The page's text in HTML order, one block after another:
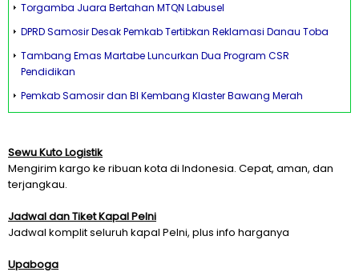
Torgamba Juara Bertahan MTQN Labusel
DPRD Samosir Desak Pemkab Tertibkan Reklamasi Danau Toba
Tambang Emas Martabe Luncurkan Dua Program CSR
Pendidikan
Pemkab Samosir dan BI Kembang Klaster Bawang Merah
Sewu Kuto Logistik
Mengirim kargo ke ribuan kota di Indonesia. Cepat, aman, dan
terjangkau.
Jadwal dan Tiket Kapal Pelni
Jadwal komplit seluruh kapal Pelni, plus info harganya
Upaboga